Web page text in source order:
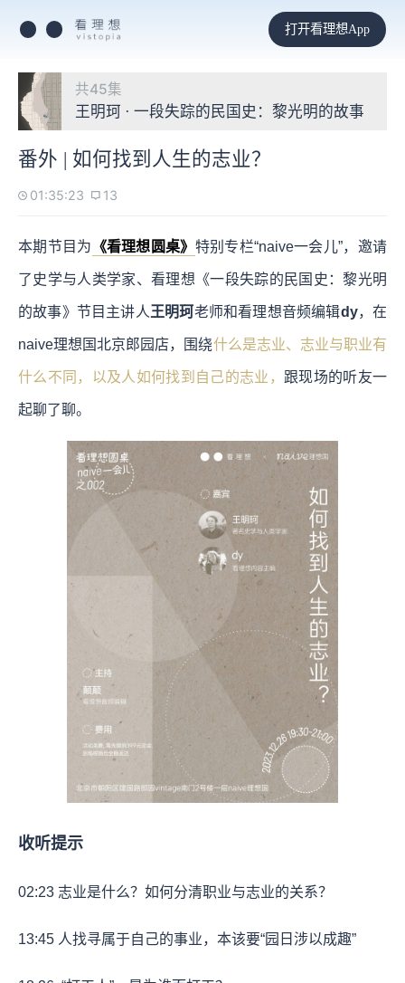
打开看理想App
共45集
王明珂 · 一段失踪的民国史：黎光明的故事
番外 | 如何找到人生的志业？
01:35:23 13
本期节目为 《看理想圆桌》 特别专栏“naive一会儿”，邀请
了史学与人类学家、看理想《一段失踪的民国史：黎光明
的故事》节目主讲人 王明珂老师和看理想音频编辑dy，在
naive理想国北京郎园店，围绕什么是志业、志业与职业有
什么不同，以及人如何找到自己的志业， 跟现场的听友一
起聊了聊。
收听提示
02:23 志业是什么？如何分清职业与志业的关系？
13:45 人找寻属于自己的事业，本该要“园日涉以成趣”